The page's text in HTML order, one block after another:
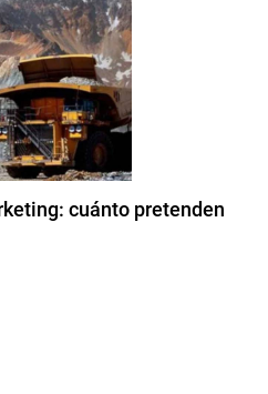
cuánto pretenden